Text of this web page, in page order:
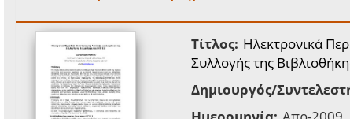
Τίτλος: Ηλεκτρονικά
Συλλογής της
Δημιουργός/